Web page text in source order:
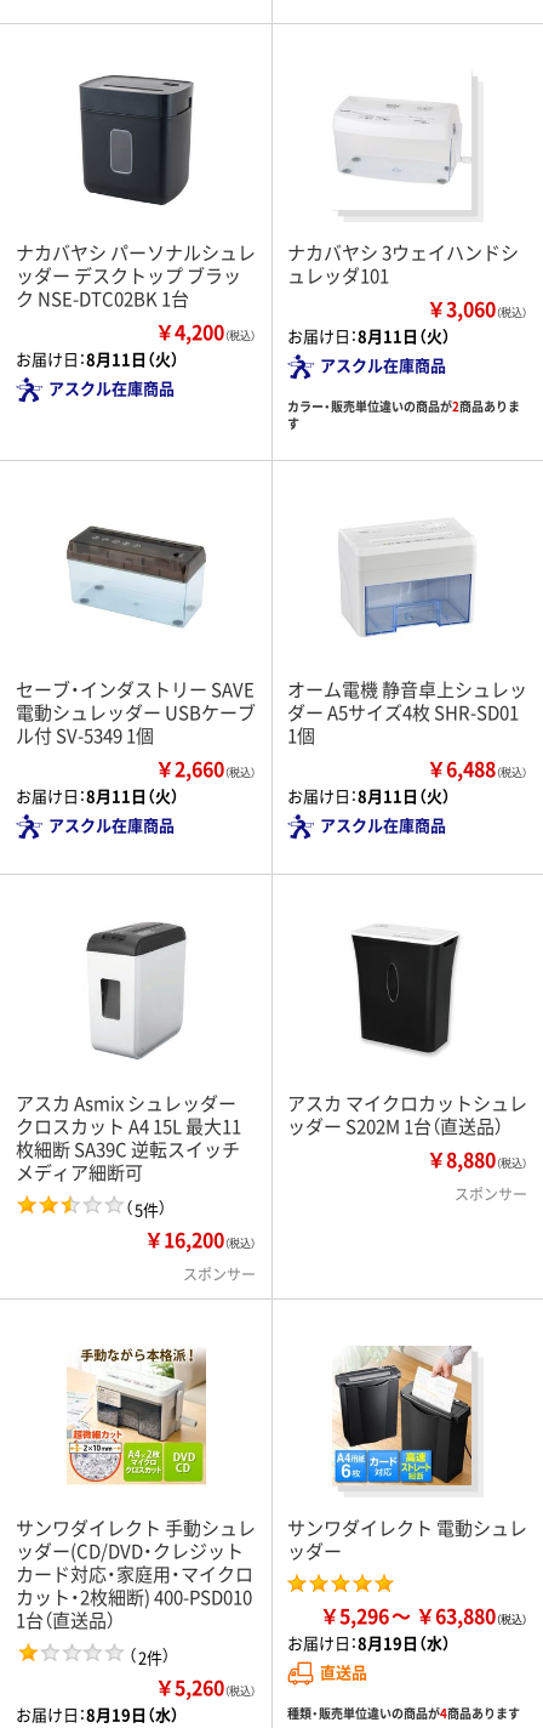
ナカバヤシ パーソナルシュレ
ッダー デスクトップ ブラッ
ク NSE-DTC02BK 1台
￥4,200（税込）
お届け日：8月11日（火）
アスクル在庫商品
ナカバヤシ 3ウェイハンドシ
ュレッダ101
￥3,060（税込）
お届け日：8月11日（火）
アスクル在庫商品
カラー・販売単位違いの商品が2商品ありま
す
セーブ・インダストリー SAVE
電動シュレッダー USBケーブ
ル付 SV-5349 1個
￥2,660（税込）
お届け日：8月11日（火）
アスクル在庫商品
オーム電機 静音卓上シュレッ
ダー A5サイズ4枚 SHR-SD01
1個
￥6,488（税込）
お届け日：8月11日（火）
アスクル在庫商品
アスカ Asmix シュレッダー
クロスカット A4 15L 最大11
枚細断 SA39C 逆転スイッチ
メディア細断可
（5件）
￥16,200（税込）
スポンサー
アスカ マイクロカットシュレ
ッダー S202M 1台（直送品）
￥8,880（税込）
スポンサー
サンワダイレクト 手動シュレ
ッダー(CD/DVD・クレジット
カード対応・家庭用・マイクロ
カット・2枚細断) 400-PSD010
1台（直送品）
（2件）
￥5,260（税込）
お届け日：8月19日（水）
サンワダイレクト 電動シュレ
ッダー
￥5,296 ￥63,880
お届け日：8月19日（水）
直送品
種類・販売単位違いの商品が4商品あります